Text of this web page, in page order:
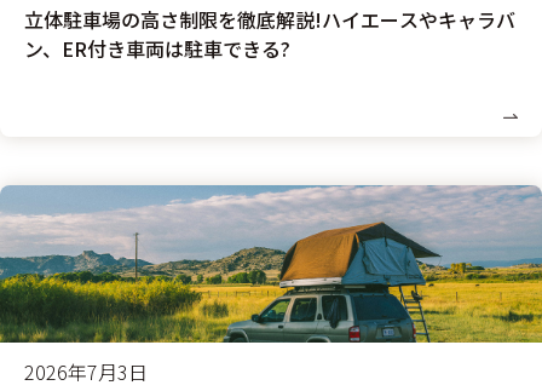
立体駐車場の高さ制限を徹底解説!ハイエースやキャラバ
ン、ER付き車両は駐車できる?
2026年7月3日